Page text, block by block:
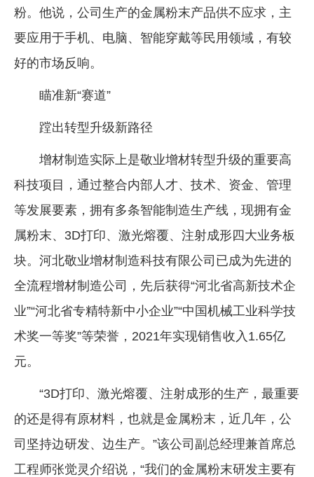
粉。他说，公司生产的金属粉末产品供不应求，主
要应用于手机、电脑、智能穿戴等民用领域，有较
好的市场反响。
瞄准新“赛道”
蹚出转型升级新路径
增材制造实际上是敬业增材转型升级的重要高
科技项目，通过整合内部人才、技术、资金、管理
等发展要素，拥有多条智能制造生产线，现拥有金
属粉末、3D打印、激光熔覆、注射成形四大业务板
块。河北敬业增材制造科技有限公司已成为先进的
全流程增材制造公司，先后获得“河北省高新技术企
业”“河北省专精特新中小企业”“中国机械工业科学技
术奖一等奖”等荣誉，2021年实现销售收入1.65亿
元。
“3D打印、激光熔覆、注射成形的生产，最重要
的还是得有原材料，也就是金属粉末，近几年，公
司坚持边研发、边生产。”该公司副总经理兼首席总
工程师张觉灵介绍说，“我们的金属粉末研发主要有